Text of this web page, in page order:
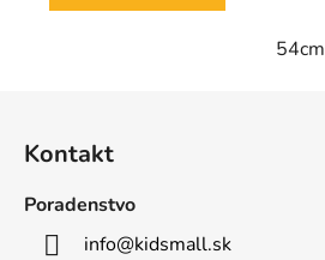
54cm
Kontakt
Poradenstvo
info@kidsmall.sk